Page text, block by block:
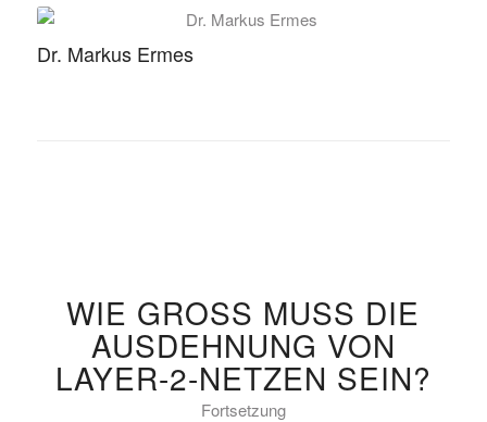
Dr. Markus Ermes
WIE GROSS MUSS DIE A
USDEHNUNG VON L
AYER-2-NETZEN SEIN?
Fortsetzung